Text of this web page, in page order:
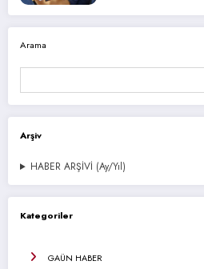
Arama
Arşiv
HABER ARŞİVİ (Ay/Yıl)
Kategoriler
GAÜN HABER